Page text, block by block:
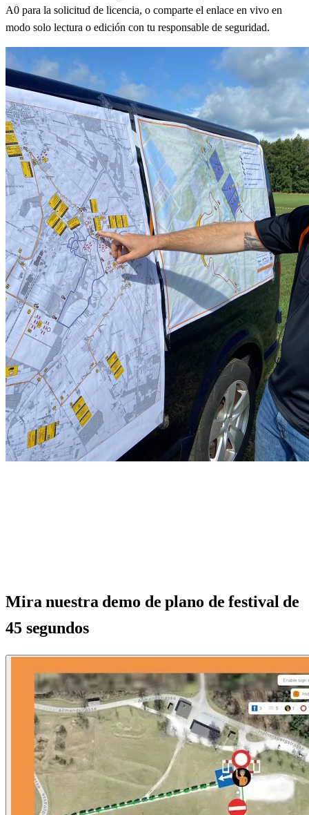
A0 para la solicitud de licencia, o comparte el enlace en vivo en
modo solo lectura o edición con tu responsable de seguridad.
Mira nuestra demo de plano de festival de
45 segundos